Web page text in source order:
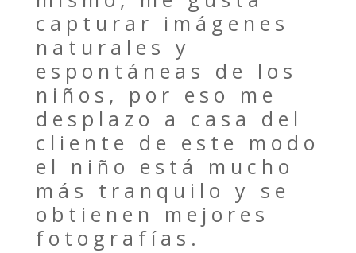
capturar imágenes
naturales y
espontáneas de los
niños, por eso me
desplazo a casa del
cliente de este modo
el niño está mucho
más tranquilo y se
obtienen mejores
fotografías.